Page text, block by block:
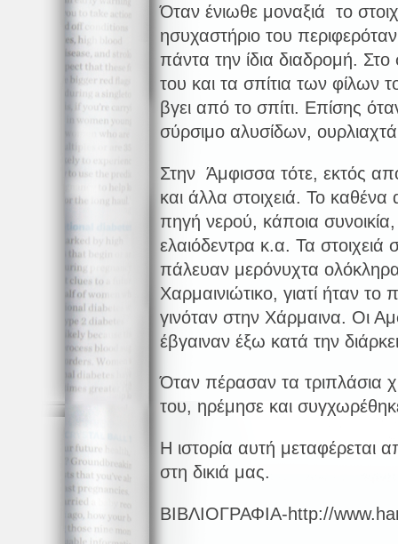
Όταν ένιωθε μοναξιά το
ησυχαστήριο του
πάντα την ίδια διαδρομή. Στο
του και τα σπίτια των φίλων
βγει από το σπίτι. Επίσης
σύρσιμο αλυσίδων, ουρλιαχτά
Στην Άμφισσα τότε, εκτός
και άλλα στοιχειά. Το
πηγή νερού, κάποια
ελαιόδεντρα κ.α. Τα στοιχειά
πάλευαν μερόνυχτα
Χαρμαινιώτικο, γιατί ήταν
γινόταν στην Χάρμαινα. Οι
έβγαιναν έξω κατά την
Όταν πέρασαν τα τριπλάσια
του, ηρέμησε και
Η ιστορία αυτή μεταφέρεται
στη δικιά μας.
ΒΙΒΛΙΟΓΡΑΦΙΑ-http://